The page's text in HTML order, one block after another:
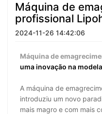
Máquina de
profissional
2024-11-26 14:42:06
Máquina de
uma inovação na
A máquina de
introduziu um novo
mais magro e com mais